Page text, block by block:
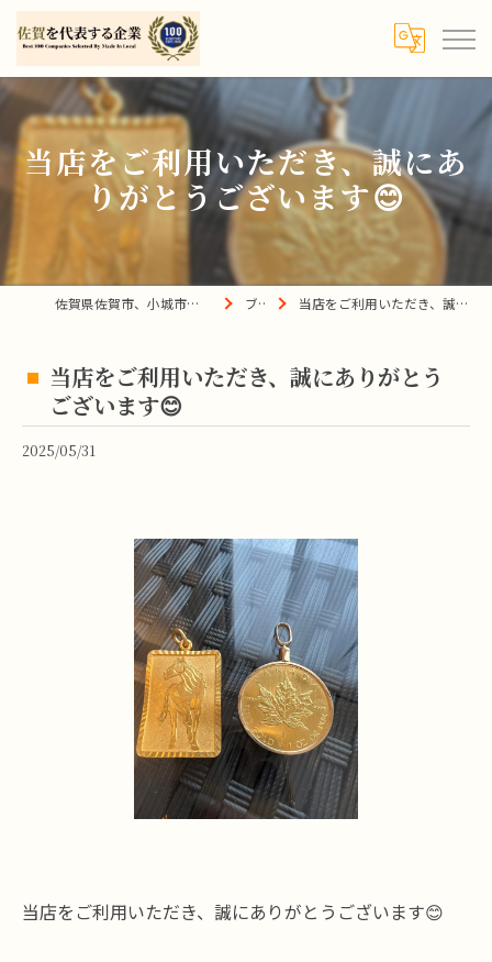
当店をご利用いただき、誠にあ
りがとうございます😊
佐賀県佐賀市、小城市、杵島郡の買取は宝の蔵へ ブログ 当店をご利用いただき、誠にありがとうございます😊
当店をご利用いただき、誠にありがとう
ございます😊
2025/05/31
当店をご利用いただき、誠にありがとうございます😊